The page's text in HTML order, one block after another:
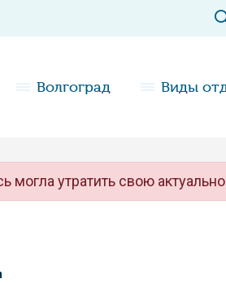
Волгоград Виды
утратить свою